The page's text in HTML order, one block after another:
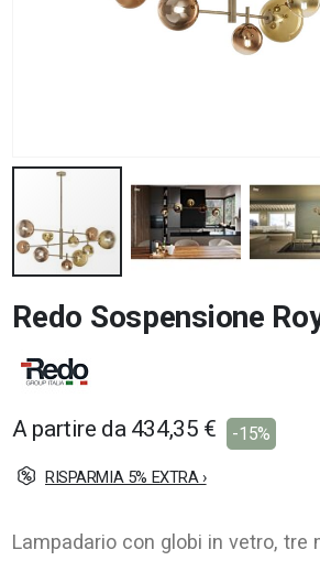
all'inizio
della
galleria
di
Redo Sospensione
A partire da 434,35 € -15%
RISPARMIA 5% EXTRA ›
Lampadario con globi in vetro, tre